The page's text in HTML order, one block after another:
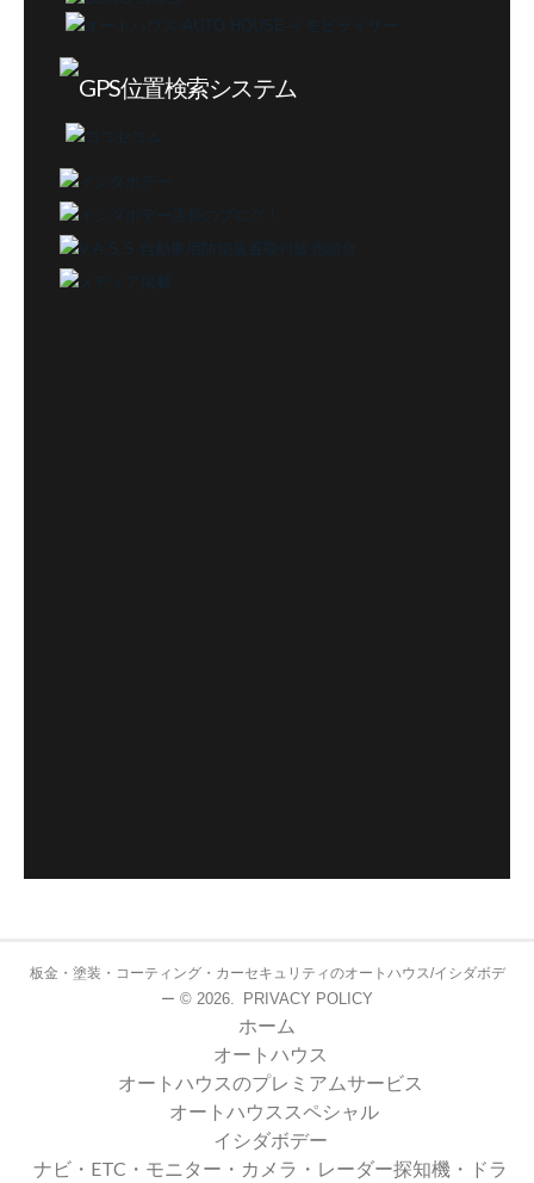
板金・塗装・コーティング・カーセキュリティのオートハウス/イシダボデ
ー © 2026. PRIVACY POLICY
ホーム
オートハウス
オートハウスのプレミアムサービス
オートハウススペシャル
イシダボデー
ナビ・ETC・モニター・カメラ・レーダー探知機・ドラ